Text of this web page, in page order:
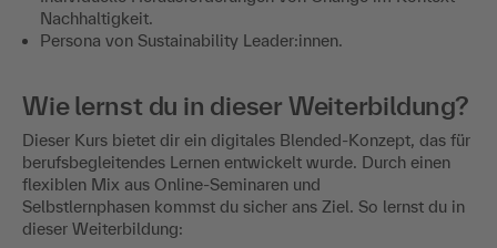
Nachhaltigkeit.
Persona von Sustainability Leader:innen.
Wie lernst du in dieser Weiterbildung?
Dieser Kurs bietet dir ein digitales Blended-Konzept, das für
berufsbegleitendes Lernen entwickelt wurde. Durch einen
flexiblen Mix aus Online-Seminaren und
Selbstlernphasen kommst du sicher ans Ziel. So lernst du in
dieser Weiterbildung: